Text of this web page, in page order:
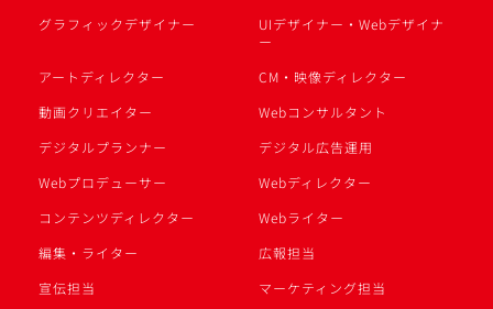
グラフィックデザイナー
UIデザイナー・Webデザイナ
ー
アートディレクター
CM・映像ディレクター
動画クリエイター
Webコンサルタント
デジタルプランナー
デジタル広告運用
Webプロデューサー
Webディレクター
コンテンツディレクター
Webライター
編集・ライター
広報担当
宣伝担当
マーケティング担当